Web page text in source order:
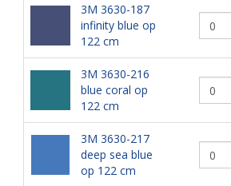
3M 3630-187
infinity blue op
122 cm
3M 3630-216
blue coral op
122 cm
3M 3630-217
deep sea blue
op 122 cm